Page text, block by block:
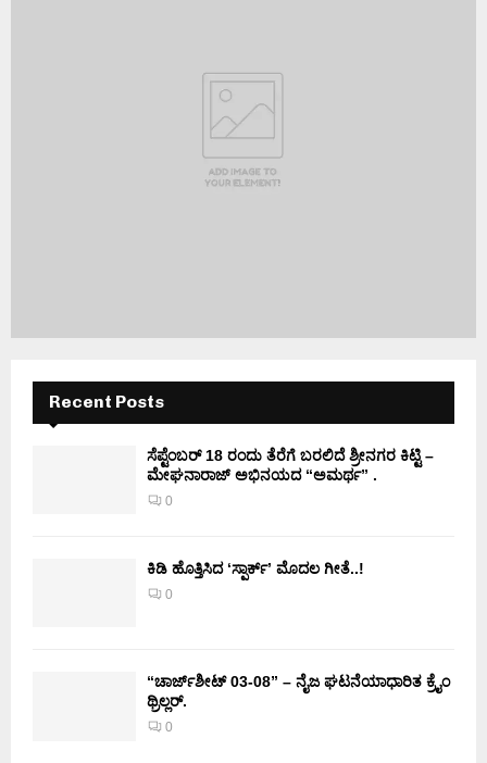
Recent Posts
ಸೆಪ್ಟೆಂಬರ್ 18 ರಂದು ತೆರೆಗೆ ಬರಲಿದೆ ಶ್ರೀನಗರ ಕಿಟ್ಟಿ –
ಮೇಘನಾರಾಜ್ ಅಭಿನಯದ “ಅಮರ್ಥ” .
0
ಕಿಡಿ‌‌ ಹೊತ್ತಿಸಿದ ‘ಸ್ಪಾರ್ಕ್’ ಮೊದಲ‌ ಗೀತೆ..!
0
“ಚಾರ್ಜ್‌ಶೀಟ್ 03-08” – ನೈಜ ಘಟನೆಯಾಧಾರಿತ ಕ್ರೈಂ
ಥ್ರಿಲ್ಲರ್.
0